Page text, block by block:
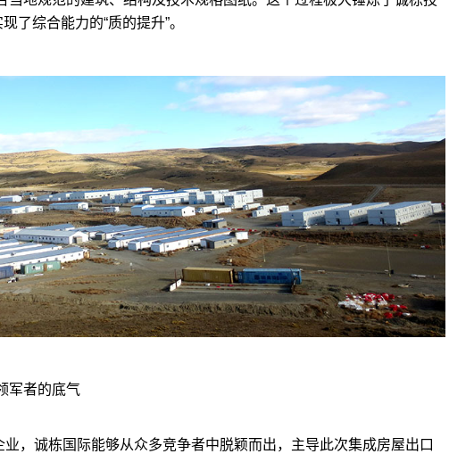
了综合能力的“质的提升”。
军者的底气
，诚栋国际能够从众多竞争者中脱颖而出，主导此次集成房屋出口